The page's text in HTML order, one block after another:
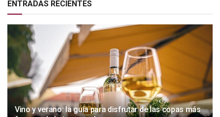
ENTRADAS RECIENTES
Vino y verano: la guía para disfrutar de las copas más